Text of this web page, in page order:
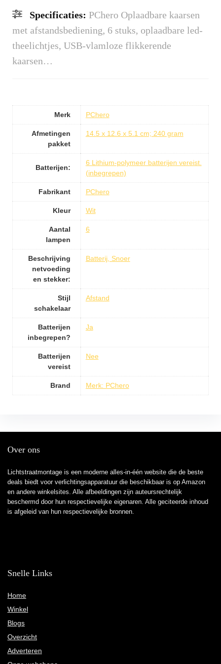
Specificaties: PChero Oplaadbare kaarsen
met afstandsbediening, 6 stuks, oplaadbare led-
theelichtjes, USB-vlamloze flikkerende
kaarsen…
Merk PChero
Afmetingen
pakket
14.5 x 12.6 x 5.1 cm; 240 gram
Batterijen:
6 Lithium-polymeer batterijen vereist.
(inbegrepen)
Fabrikant PChero
Kleur Wit
Aantal
lampen
6
Beschrijving
netvoeding
en stekker:
Batterij, Snoer
Stijl
schakelaar
Afstand
Batterijen
inbegrepen?
Ja
Batterijen
vereist
Nee
Brand Merk: PChero
Over ons
Lichtstraatmontage is een moderne alles-in-één website die de beste
deals biedt voor verlichtingsapparatuur die beschikbaar is op Amazon
en andere winkelsites. Alle afbeeldingen zijn auteursrechtelijk
beschermd door hun respectievelijke eigenaren. Alle geciteerde inhoud
is afgeleid van hun respectievelijke bronnen.
Snelle Links
Home
Winkel
Blogs
Overzicht
Adverteren